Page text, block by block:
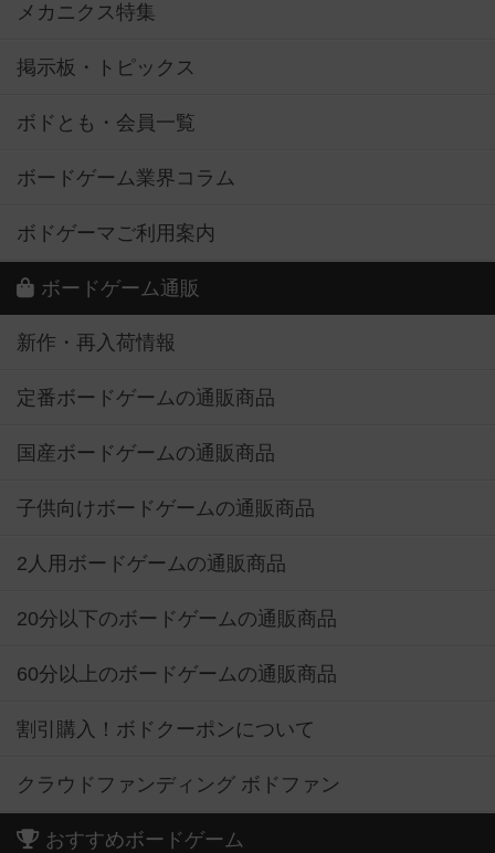
メカニクス特集
掲示板・トピックス
ボドとも・会員一覧
ボードゲーム業界コラム
ボドゲーマご利用案内
ボードゲーム通販
新作・再入荷情報
定番ボードゲームの通販商品
国産ボードゲームの通販商品
子供向けボードゲームの通販商品
2人用ボードゲームの通販商品
20分以下のボードゲームの通販商品
60分以上のボードゲームの通販商品
割引購入！ボドクーポンについて
クラウドファンディング ボドファン
おすすめボードゲーム